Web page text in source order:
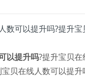
数可以提升吗?提升
以提升吗?提升宝贝
贝在线人数可以提